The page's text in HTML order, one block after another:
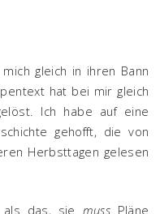
gleich in ihren Bann
hat bei mir gleich
Ich habe auf eine
gehofft, die von
Herbsttagen gelesen
das, sie muss Pläne